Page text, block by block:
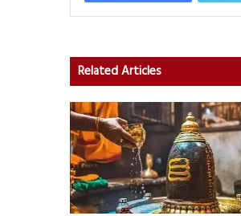
Related Articles